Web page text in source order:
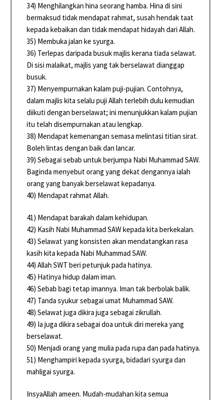
34) Menghilangkan hina seorang hamba. Hina di sini
bermaksud tidak mendapat rahmat, susah hendak taat
kepada kebaikan dan tidak mendapat hidayah dari Allah.
35) Membuka jalan ke syurga.
36) Terlepas daripada busuk majlis kerana tiada selawat.
Di sisi malaikat, majlis yang tak berselawat dianggap
busuk.
37) Menyempurnakan kalam puji-pujian. Contohnya,
dalam majlis kita selalu puji Allah terlebih dulu kemudian
diikuti dengan berselawat; ini menunjukkan kalam pujian
itu telah disempurnakan atau lengkap.
38) Mendapat kemenangan semasa melintasi titian sirat.
Boleh lintas dengan baik dan lancar.
39) Sebagai sebab untuk berjumpa Nabi Muhammad SAW.
Baginda menyebut orang yang dekat dengannya ialah
orang yang banyak berselawat kepadanya.
40) Mendapat rahmat Allah.
41) Mendapat barakah dalam kehidupan.
42) Kasih Nabi Muhammad SAW kepada kita berkekalan.
43) Selawat yang konsisten akan mendatangkan rasa
kasih kita kepada Nabi Muhammad SAW.
44) Allah SWT beri petunjuk pada hatinya.
45) Hatinya hidup dalam iman.
46) Sebab bagi tetap imannya. Iman tak berbolak balik.
47) Tanda syukur sebagai umat Muhammad SAW.
48) Selawat juga dikira juga sebagai zikrullah.
49) Ia juga dikira sebagai doa untuk diri mereka yang
berselawat.
50) Menjadi orang yang mulia pada rupa dan pada hatinya.
51) Menghampiri kepada syurga, bidadari syurga dan
mahligai syurga.
InsyaAllah ameen. Mudah-mudahan kita semua